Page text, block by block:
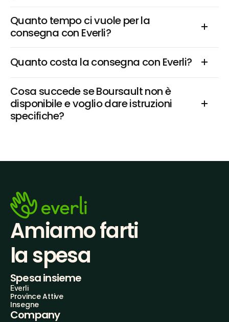
Quanto tempo ci vuole per la
consegna con Everli?
Quanto costa la consegna con Everli?
Cosa succede se Boursault non è
disponibile e voglio dare istruzioni
specifiche?
Amiamo farti
la spesa
Spesa insieme
Everli
Province Attive
Insegne
Company